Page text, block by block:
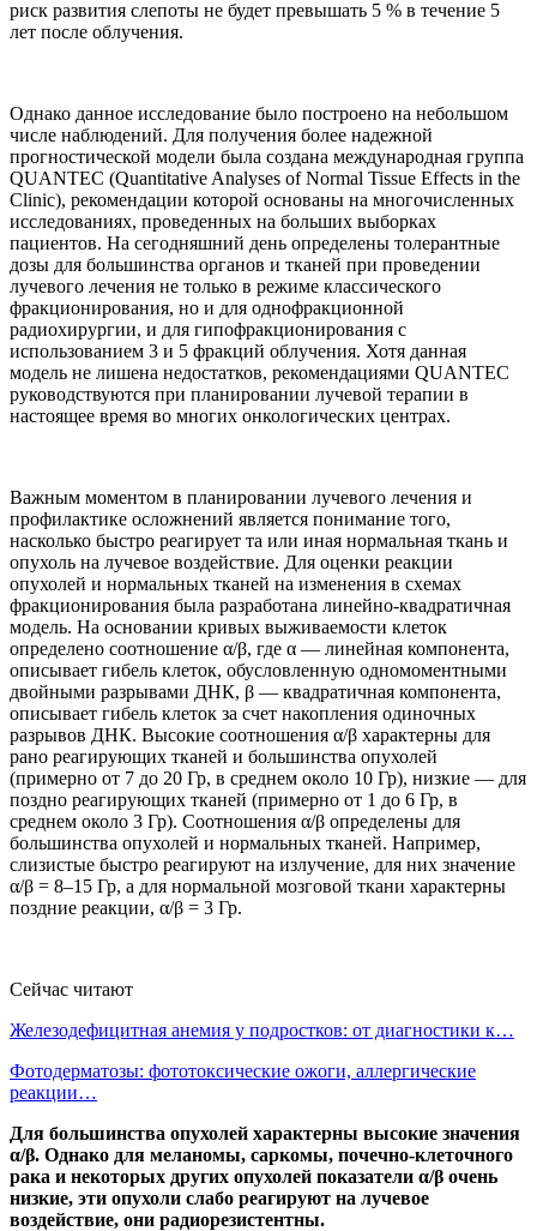
риск развития слепоты не будет превышать 5 % в течение 5
лет после облучения.
Однако данное исследование было построено на небольшом
числе наблюдений. Для получения более надежной
прогностической модели была создана международная группа
QUANTEC (Quantitative Analyses of Normal Tissue Effects in the
Clinic), рекомендации которой основаны на многочисленных
исследованиях, проведенных на больших выборках
пациентов. На сегодняшний день определены толерантные
дозы для большинства органов и тканей при проведении
лучевого лечения не только в режиме классического
фракционирования, но и для однофракционной
радиохирургии, и для гипофракционирования с
использованием 3 и 5 фракций облучения. Хотя данная
модель не лишена недостатков, рекомендациями QUANTEC
руководствуются при планировании лучевой терапии в
настоящее время во многих онкологических центрах.
Важным моментом в планировании лучевого лечения и
профилактике осложнений является понимание того,
насколько быстро реагирует та или иная нормальная ткань и
опухоль на лучевое воздействие. Для оценки реакции
опухолей и нормальных тканей на изменения в схемах
фракционирования была разработана линейно-квадратичная
модель. На основании кривых выживаемости клеток
определено соотношение α/β, где α — линейная компонента,
описывает гибель клеток, обусловленную одномоментными
двойными разрывами ДНК, β — квадратичная компонента,
описывает гибель клеток за счет накопления одиночных
разрывов ДНК. Высокие соотношения α/β характерны для
рано реагирующих тканей и большинства опухолей
(примерно от 7 до 20 Гр, в среднем около 10 Гр), низкие — для
поздно реагирующих тканей (примерно от 1 до 6 Гр, в
среднем около 3 Гр). Соотношения α/β определены для
большинства опухолей и нормальных тканей. Например,
слизистые быстро реагируют на излучение, для них значение
α/β = 8–15 Гр, а для нормальной мозговой ткани характерны
поздние реакции, α/β = 3 Гр.
Сейчас читают
Железодефицитная анемия у подростков: от диагностики к…
Фотодерматозы: фототоксические ожоги, аллергические
реакции…
Для большинства опухолей характерны высокие значения
α/β. Однако для меланомы, саркомы, почечно-клеточного
рака и некоторых других опухолей показатели α/β очень
низкие, эти опухоли слабо реагируют на лучевое
воздействие, они радиорезистентны.